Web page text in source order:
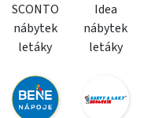
SCONTO
nábytek
letáky
Idea
nábytek
letáky